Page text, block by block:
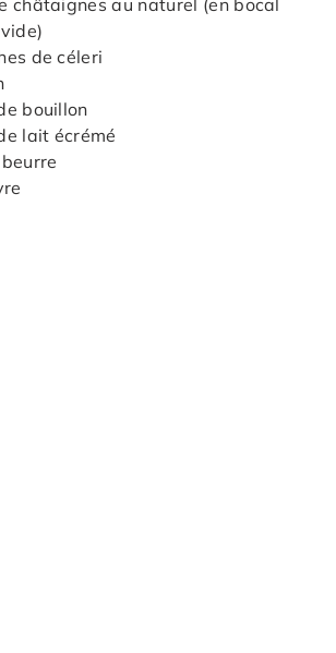
de céleri
bouillon
lait écrémé